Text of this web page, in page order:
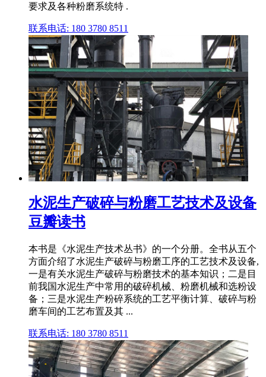
要求及各种粉磨系统特 .
联系电话: 180 3780 8511
水泥生产破碎与粉磨工艺技术及设备
豆瓣读书
本书是《水泥生产技术丛书》的一个分册。全书从五个
方面介绍了水泥生产破碎与粉磨工序的工艺技术及设备,
一是有关水泥生产破碎与粉磨技术的基本知识；二是目
前我国水泥生产中常用的破碎机械、粉磨机械和选粉设
备；三是水泥生产粉碎系统的工艺平衡计算、破碎与粉
磨车间的工艺布置及其 ...
联系电话: 180 3780 8511